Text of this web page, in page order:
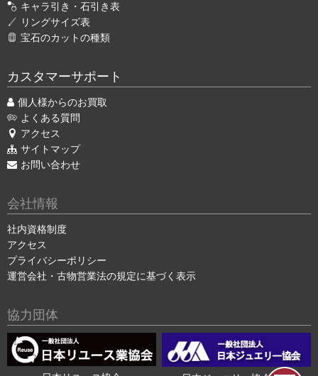
キャラ引き・石引き表
リングサイズ表
宝石のカットの種類
カスタマーサポート
個人様からのお買取
よくある質問
アクセス
サイトマップ
お問い合わせ
会社情報
社内資格制度
アクセス
プライバシーポリシー
運営会社・古物営業法の規定に基づく表示
協力団体